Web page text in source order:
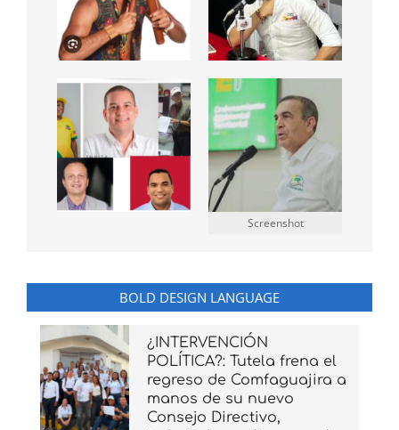
Screenshot
BOLD DESIGN LANGUAGE
¿INTERVENCIÓN
POLÍTICA?: Tutela frena el
regreso de Comfaguajira a
manos de su nuevo
Consejo Directivo,